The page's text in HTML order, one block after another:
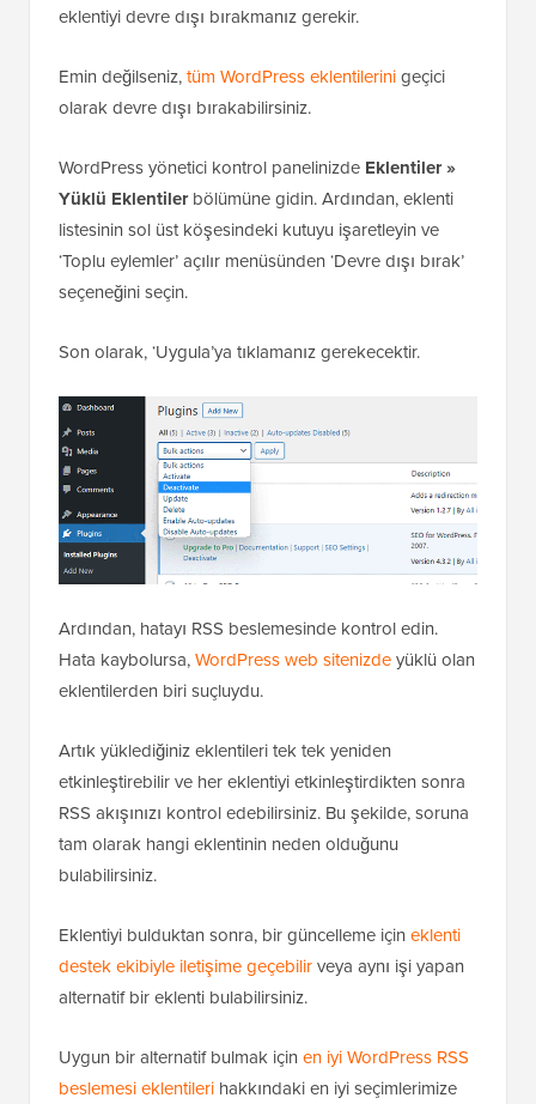
eklentiyi devre dışı bırakmanız gerekir.
Emin değilseniz,tüm WordPress eklentilerinigeçici
olarak devre dışı bırakabilirsiniz.
WordPress yönetici kontrol panelinizde Eklentiler »
Yüklü Eklentilerbölümüne gidin. Ardından, eklenti
listesinin sol üst köşesindeki kutuyu işaretleyin ve
‘Toplu eylemler’ açılır menüsünden ‘Devre dışı bırak’
seçeneğini seçin.
Son olarak, ‘Uygula’ya tıklamanız gerekecektir.
Ardından, hatayı RSS beslemesinde kontrol edin.
Hata kaybolursa,WordPress web sitenizdeyüklü olan
eklentilerden biri suçluydu.
Artık yüklediğiniz eklentileri tek tek yeniden
etkinleştirebilir ve her eklentiyi etkinleştirdikten sonra
RSS akışınızı kontrol edebilirsiniz. Bu şekilde, soruna
tam olarak hangi eklentinin neden olduğunu
bulabilirsiniz.
Eklentiyi bulduktan sonra, bir güncelleme için eklenti
destek ekibiyle iletişime geçebilirveya aynı işi yapan
alternatif bir eklenti bulabilirsiniz.
Uygun bir alternatif bulmak için en iyi WordPress RSS
beslemesi eklentileri hakkındaki en iyi seçimlerimize